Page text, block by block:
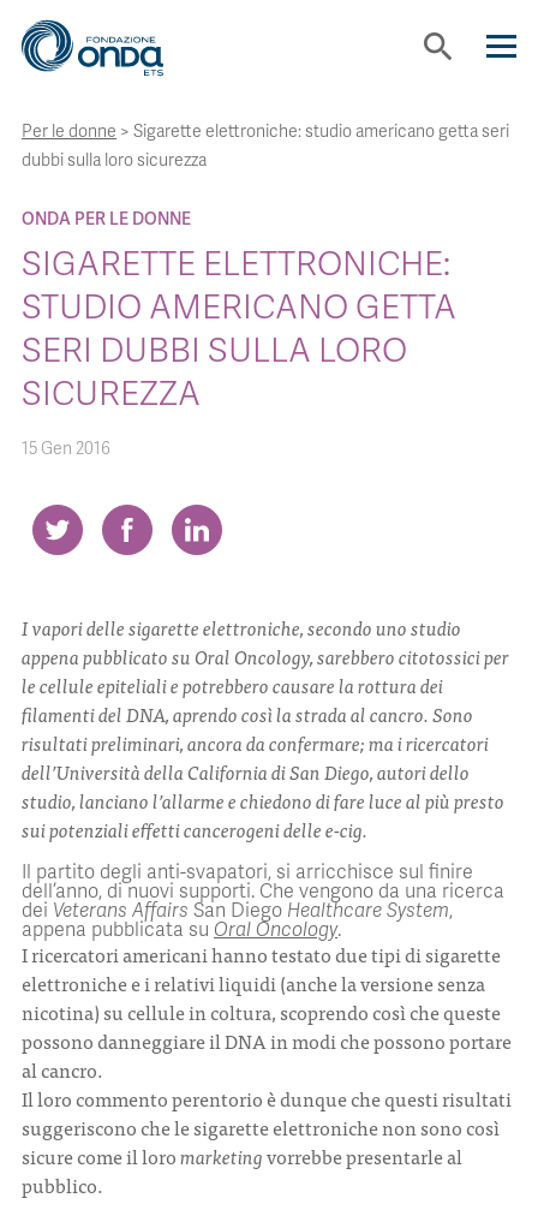
search
CHI SIAMO
CON CHI LAVORIAMO
STRUMENTI
BOLLINI
NEWS
ITA ENG
Per le donne > Sigarette elettroniche: studio americano getta seri
dubbi sulla loro sicurezza
ONDA PER LE DONNE
SIGARETTE ELETTRONICHE:
STUDIO AMERICANO GETTA
SERI DUBBI SULLA LORO
SICUREZZA
15 Gen 2016
I vapori delle sigarette elettroniche, secondo uno studio
appena pubblicato suOral Oncology, sarebbero citotossici per
le cellule epiteliali e potrebbero causare la rottura dei
filamenti del DNA, aprendo così la strada al cancro. Sono
risultati preliminari, ancora da confermare; ma i ricercatori
dell’Università della California di San Diego, autori dello
studio, lanciano l’allarme e chiedono di fare luce al più presto
sui potenziali effetti cancerogeni dellee-cig.
Il partito degli anti-svapatori, si arricchisce sul finire
dell’anno, di nuovi supporti. Che vengono da una ricerca
dei Veterans Affairs San Diego Healthcare System,
appena pubblicata su Oral Oncology.
I ricercatori americani hanno testato due tipi di sigarette
elettroniche e i relativi liquidi (anche la versione senza
nicotina) su cellule in coltura, scoprendo così che queste
possono danneggiare il DNA in modi che possono portare
al cancro.
Il loro commento perentorio è dunque che questi risultati
suggeriscono che le sigarette elettroniche non sono così
sicure come il loromarketingvorrebbe presentarle al
pubblico.